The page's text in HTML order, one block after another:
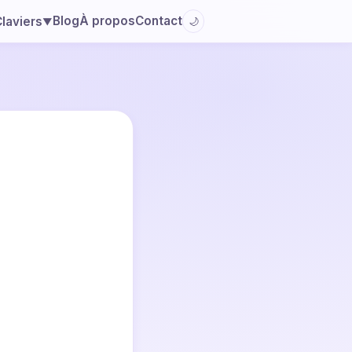
▼BlogÀ proposContact 🌙